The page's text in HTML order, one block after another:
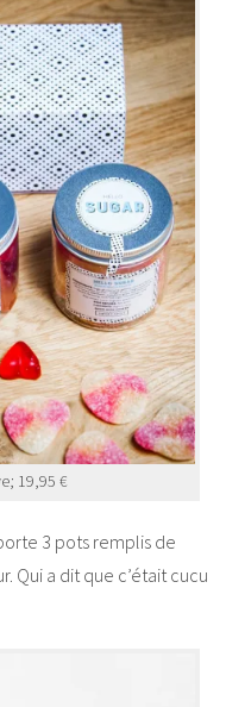
19,95 €
3 pots remplis de
Qui a dit que c’était cucu